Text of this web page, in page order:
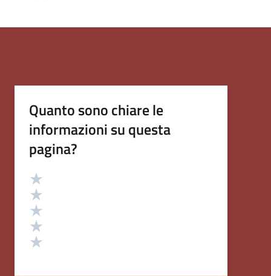
Quanto sono chiare le
informazioni su questa
pagina?
Valutazione